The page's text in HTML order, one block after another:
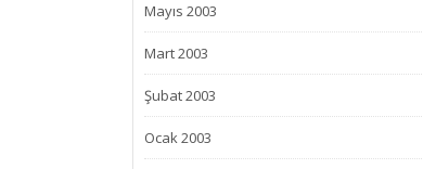
Mayıs 2003
Mart 2003
Şubat 2003
Ocak 2003